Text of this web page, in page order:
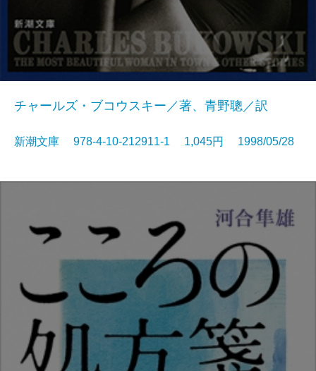
チャールズ・ブコウスキー／著、青野聰／訳
新潮文庫 978-4-10-212911-1 1,045円 1998/05/28